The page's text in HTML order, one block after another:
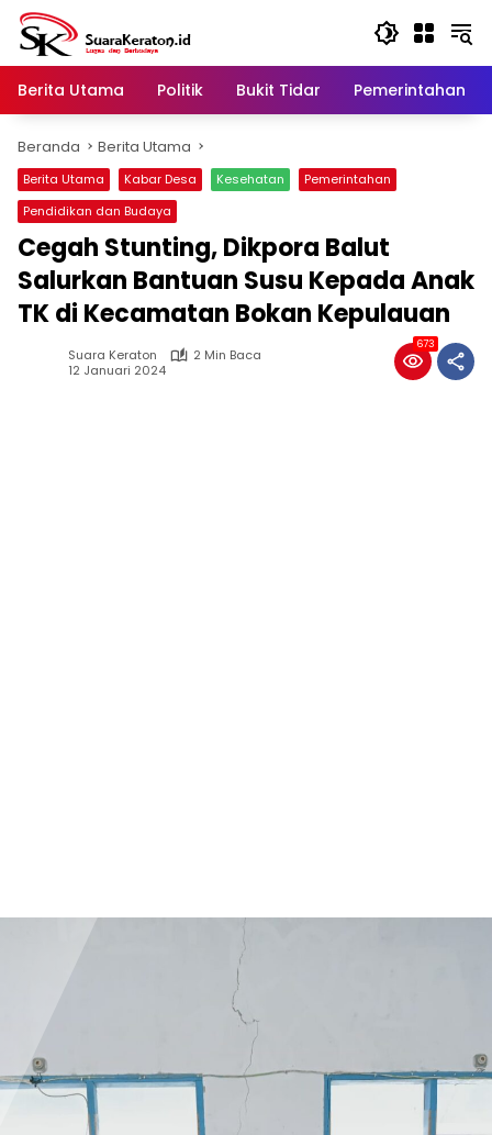
Langsung
konten
Berita Utama
Politik Bukit Tidar Pemerintahan
Beranda Berita Utama
Berita Utama Kabar Desa Kesehatan
Pemerintahan
Pendidikan dan Budaya
Cegah Stunting, Dikpora Balut
Salurkan Bantuan Susu Kepada Anak
TK di Kecamatan Bokan Kepulauan
Suara Keraton
2 Min Baca
12 Januari 2024
673